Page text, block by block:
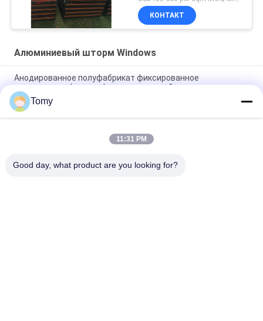
КОНТАКТ
Алюминиевый шторм Windows
Анодированное полуфабрикат фиксированное
алюминиевое Louvered окно погодостойкое
Окно окна UPVC жалюзи винила регулируемое
водоустойчивое алюминиевое крытое
Windproof алюминиевое жалюзи Windows Jalousie Windows
Tomy
11:31 PM
Good day, what product are you looking for?